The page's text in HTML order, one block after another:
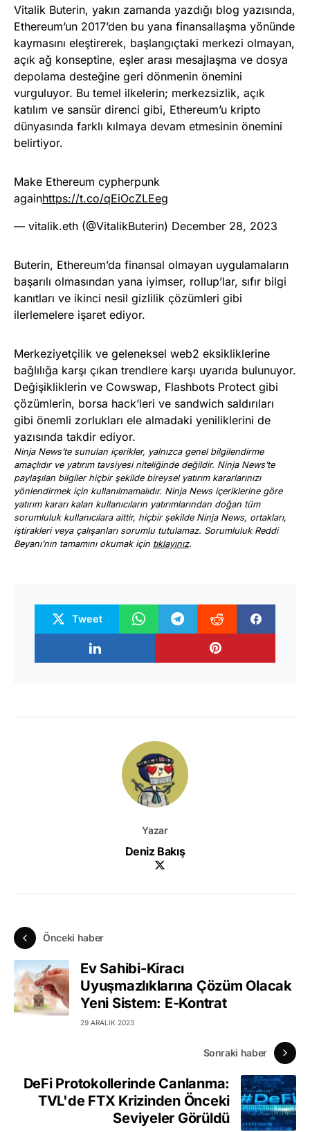
Vitalik Buterin, yakın zamanda yazdığı blog yazısında,
Ethereum’un 2017’den bu yana finansallaşma yönünde
kaymasını eleştirerek, başlangıçtaki merkezi olmayan,
açık ağ konseptine, eşler arası mesajlaşma ve dosya
depolama desteğine geri dönmenin önemini
vurguluyor. Bu temel ilkelerin; merkezsizlik, açık
katılım ve sansür direnci gibi, Ethereum’u kripto
dünyasında farklı kılmaya devam etmesinin önemini
belirtiyor.
Make Ethereum cypherpunk
againhttps://t.co/qEiOcZLEeg
— vitalik.eth (@VitalikButerin) December 28, 2023
Buterin, Ethereum’da finansal olmayan uygulamaların
başarılı olmasından yana iyimser, rollup’lar, sıfır bilgi
kanıtları ve ikinci nesil gizlilik çözümleri gibi
ilerlemelere işaret ediyor.
Merkeziyetçilik ve geleneksel web2 eksikliklerine
bağlılığa karşı çıkan trendlere karşı uyarıda bulunuyor.
Değişikliklerin ve Cowswap, Flashbots Protect gibi
çözümlerin, borsa hack’leri ve sandwich saldırıları
gibi önemli zorlukları ele almadaki yeniliklerini de
yazısında takdir ediyor.
Ninja News’te sunulan içerikler, yalnızca genel bilgilendirme
amaçlıdır ve yatırım tavsiyesi niteliğinde değildir. Ninja News’te
paylaşılan bilgiler hiçbir şekilde bireysel yatırım kararlarınızı
yönlendirmek için kullanılmamalıdır. Ninja News içeriklerine göre
yatırım kararı kalan kullanıcıların yatırımlarından doğan tüm
sorumluluk kullanıcılara aittir, hiçbir şekilde Ninja News, ortakları,
iştirakleri veya çalışanları sorumlu tutulamaz. Sorumluluk Reddi
Beyanı’nın tamamını okumak için tıklayınız.
Tweet
Yazar
Deniz Bakış
Önceki haber
Ev Sahibi-Kiracı
Uyuşmazlıklarına Çözüm Olacak
Yeni Sistem: E-Kontrat
29 ARALIK 2023
Sonraki haber
DeFi Protokollerinde Canlanma:
TVL'de FTX Krizinden Önceki
Seviyeler Görüldü